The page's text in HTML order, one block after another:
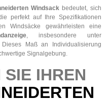
Windsackbedeutet, sich
perfekt auf Ihre Spezifikationen
Windsäcke gewährleisten eine
, insbesondere unter
Dieses Maß an Individualisierung
Signalgebung.
IHREN
W